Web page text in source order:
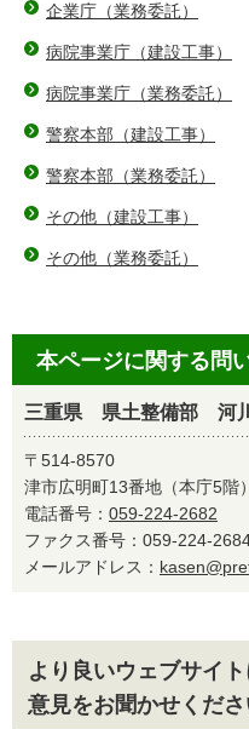
企業庁（業務委託）
病院事業庁（建設工事）
病院事業庁（業務委託）
警察本部（建設工事）
警察本部（業務委託）
その他（建設工事）
その他（業務委託）
本ページに関する問
三重県 県土整備部 河
〒514-8570
津市広明町13番地（本庁5階）
電話番号： 059-224-2682
ファクス番号：059-224-
メールアドレス：
より良いウェブサイ
意見をお聞かせくだ